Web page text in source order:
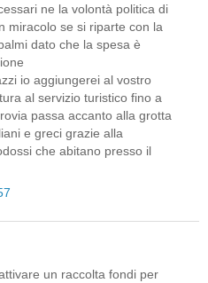
ne la volontà politica di
miracolo se si riparte con la
dato che la spesa è
io aggiungerei al vostro
al servizio turistico fino a
passa accanto alla grotta
e greci grazie alla
che abitano presso il
un raccolta fondi per